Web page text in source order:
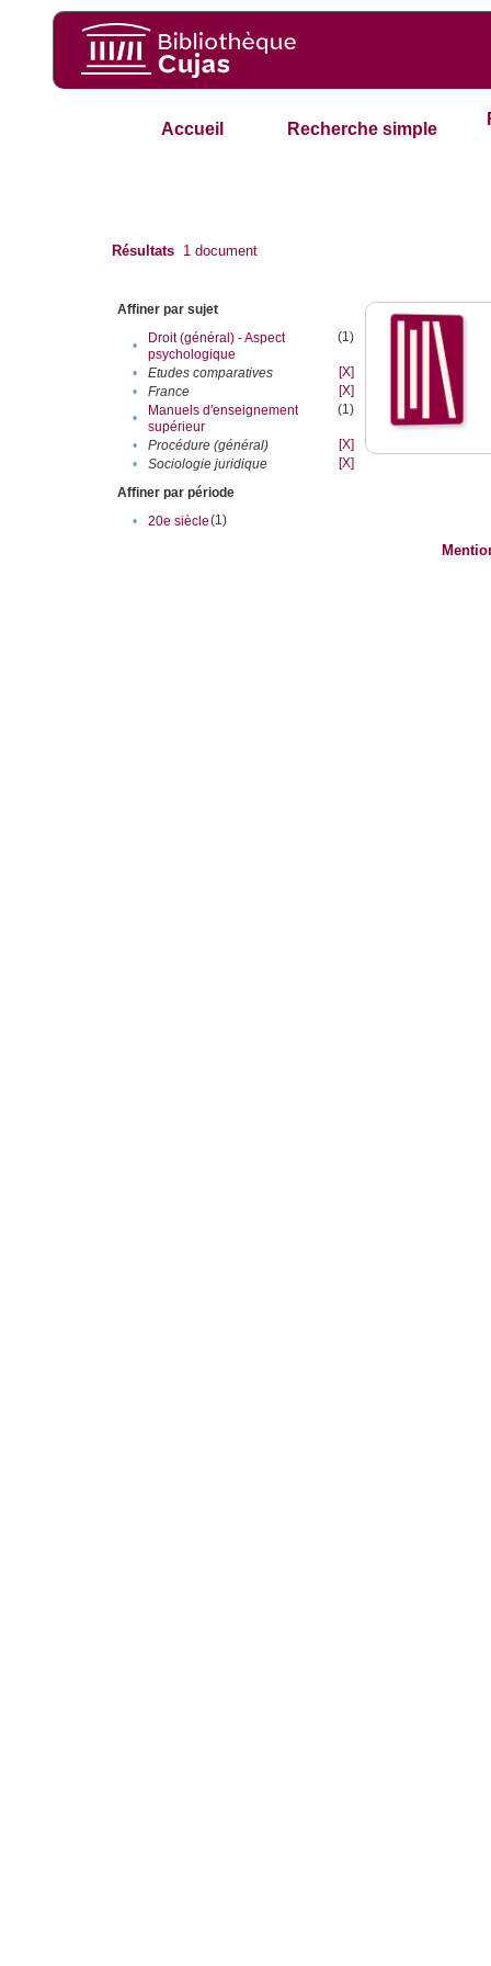
Accueil Recherche simple
Résultats 1 document
Affiner par sujet
•
Droit (général) - Aspect
psychologique
(1)
• Etudes comparatives
[X]
•
France
[X]
•
Manuels d'enseignement
supérieur
(1)
• Procédure (général)
[X]
•
Sociologie juridique
[X]
Affiner par période
•
20e siècle(1)